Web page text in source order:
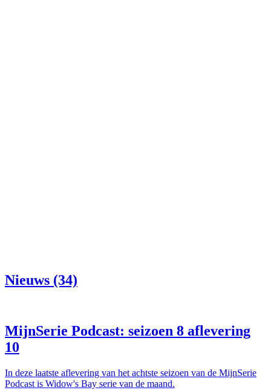
Nieuws (34)
MijnSerie Podcast: seizoen 8 aflevering
10
In deze laatste aflevering van het achtste seizoen van de MijnSerie
Podcast is Widow's Bay serie van de maand.